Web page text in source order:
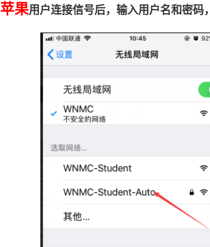
苹果用户连接信号后，输入用户名和密码